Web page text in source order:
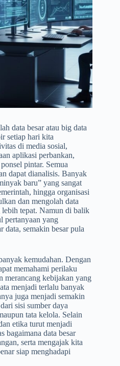
data besar atau big data
setiap hari kita
di media sosial,
aplikasi perbankan,
pintar. Semua
dapat dianalisis. Banyak
baru” yang sangat
hingga organisasi
dan mengolah data
tepat. Namun di balik
pertanyaan yang
data, semakin besar pula
kemudahan. Dengan
memahami perilaku
merancang kebijakan yang
menjadi terlalu banyak
juga menjadi semakin
sisi sumber daya
tata kelola. Selain
etika turut menjadi
bagaimana data besar
serta mengajak kita
siap menghadapi